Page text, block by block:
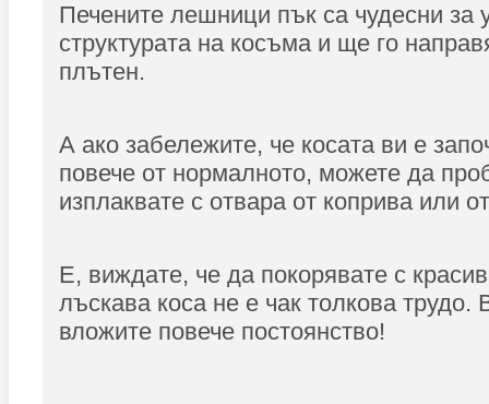
Печените лешници пък са чудесни за
структурата на косъма и ще го
плътен.
А ако забележите, че косата ви е
повече от нормалното, можете да
изплаквате с отвара от коприва или
Е, виждате, че да покорявате с
лъскава коса не е чак толкова трудо.
вложите повече постоянство!